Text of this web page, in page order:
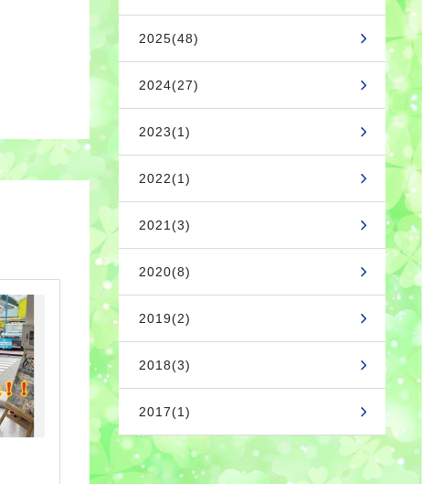
2025(48)
2024(27)
2023(1)
2022(1)
2021(3)
2020(8)
2019(2)
2018(3)
2017(1)